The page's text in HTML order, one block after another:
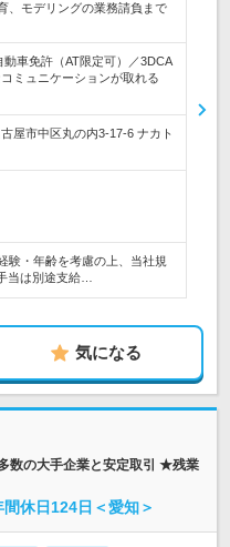
、モデリングの業務請負まで
動車免許（AT限定可）／3DCA
ミュニケーションが取れる
屋市中区丸の内3-17-6 ナカト
験・年齢を考慮の上、当社規
当は別途支給…
気になる
数の大手企業と安定取引 ★残業
休日124日＜愛知＞